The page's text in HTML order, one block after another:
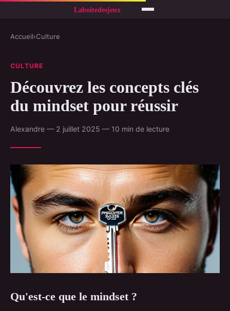
Accueil›Culture
CULTURE
Découvrez les concepts clés
du mindset pour réussir
Alexandre — 2 juillet 2025 — 10 min de lecture
Qu'est-ce que le mindset ?